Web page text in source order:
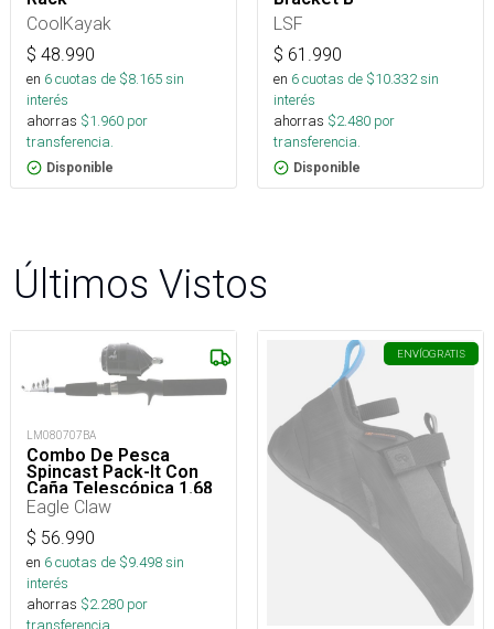
CoolKayak
$ 48.990
en 6cuotas de $8.165sin
interés
ahorras $1.960 por
transferencia.
Disponible
LSF
$ 61.990
en 6cuotas de $10.332sin
interés
ahorras $2.480 por
transferencia.
Disponible
Últimos Vistos
LM080707BA
Combo De Pesca
Spincast Pack-It Con
Caña Telescópica 1.68
Mt Y Reel
Eagle Claw
$ 56.990
en 6cuotas de $9.498sin
interés
ahorras $2.280 por
ENVÍOGRATIS